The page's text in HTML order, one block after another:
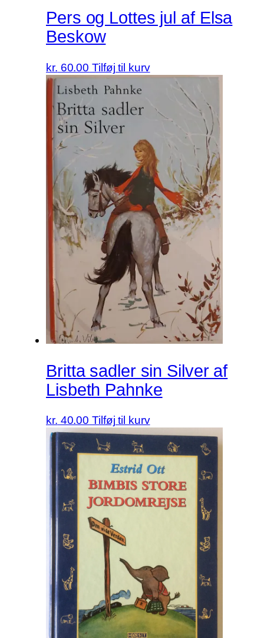
Pers og Lottes jul af Elsa
Beskow
kr. 60.00 Tilføj til kurv
Britta sadler sin Silver af
Lisbeth Pahnke
kr. 40.00 Tilføj til kurv